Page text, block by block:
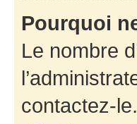
Pourquoi
Le nombre
contactez-le.